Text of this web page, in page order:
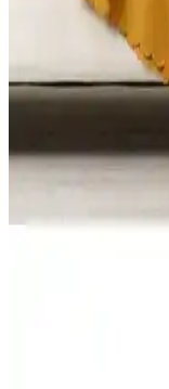
Bu karşılaştırma
koltuk kılıfı/örtüsü
talimatlarını teknik
değerlendirme sunar.
FavoriTeks
Tasarım ile
ve kullanışlıdır, ev